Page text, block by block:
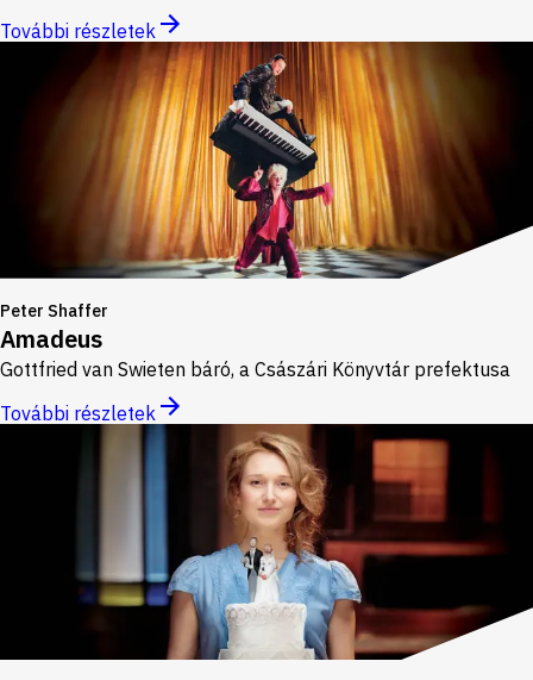
További részletek
Peter Shaffer
Amadeus
Gottfried van Swieten báró, a Császári Könyvtár prefektusa
További részletek